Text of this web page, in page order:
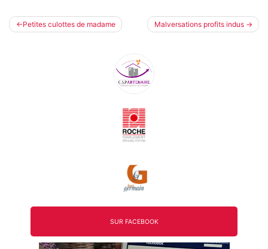
Navigation
Petites culottes de madame Malversations profits indus
SUR FACEBOOK